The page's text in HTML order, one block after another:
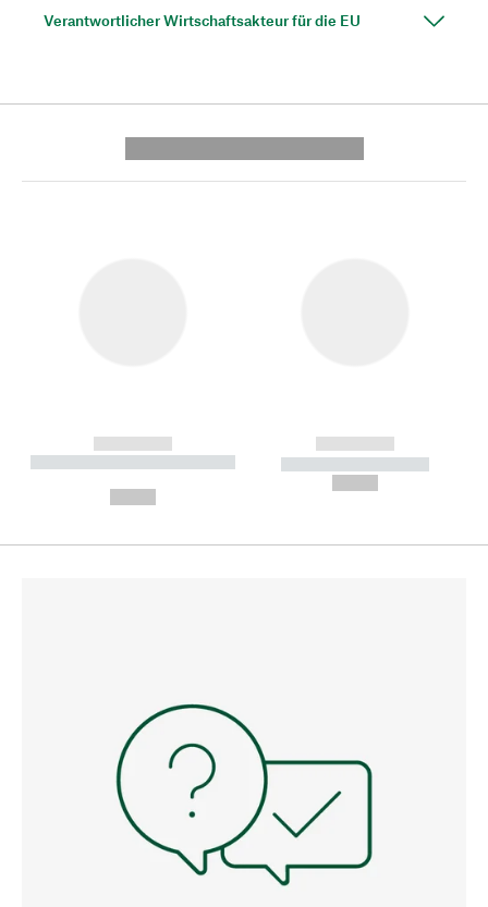
Verantwortlicher Wirtschaftsakteur für die EU
------------
----------- ----------- --------
------------
----------- -----------